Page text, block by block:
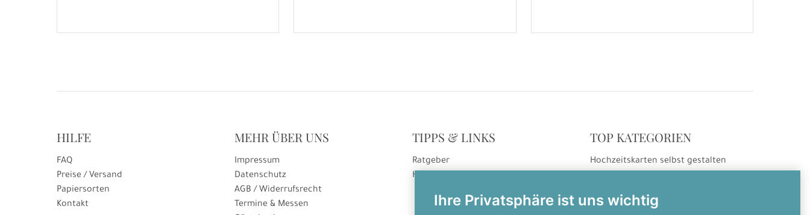
Ihre Privatsphäre ist uns wichtig
HILFE
FAQ
Preise / Versand
Papiersorten
Kontakt
MEHR ÜBER UNS
Impressum
Datenschutz
AGB / Widerrufsrecht
Termine & Messen
TIPPS & LINKS
Ratgeber
Hinweise zur Gutscheineinlösung
TOP KATEGORIEN
Hochzeitskarten selbst gestalten
Einladungskarten selbst gestalten